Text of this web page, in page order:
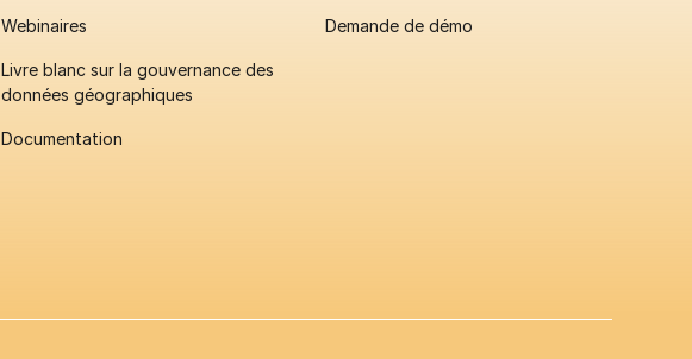
Webinaires
Livre blanc sur la gouvernance des
données géographiques
Documentation
Demande de démo